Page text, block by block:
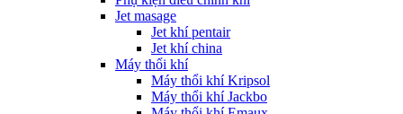
Jet masage
Jet khí pentair
Jet khí china
Máy thổi khí
Máy thổi khí Kripsol
Máy thổi khí Jackbo